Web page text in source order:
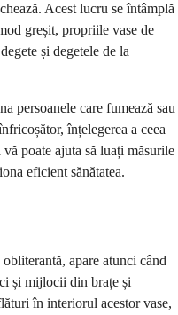
Acest lucru se întâmplă
greșit, propriile vase de
și degetele de la
persoanele care fumează sau
înțelegerea a ceea
poate ajuta să luați măsurile
eficient sănătatea.
apare atunci când
și mijlocii din brațe și
în interiorul acestor vase,